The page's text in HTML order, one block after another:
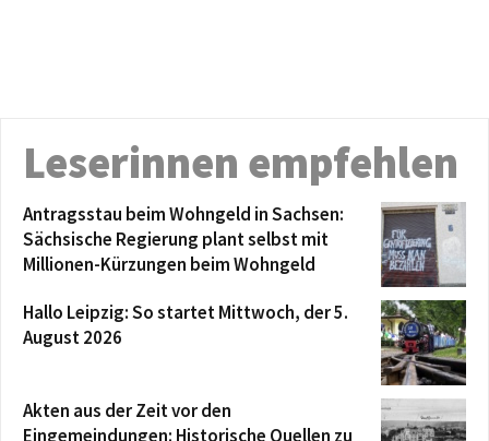
Leserinnen empfehlen
Antragsstau beim Wohngeld in Sachsen:
Sächsische Regierung plant selbst mit
Millionen-Kürzungen beim Wohngeld
Hallo Leipzig: So startet Mittwoch, der 5.
August 2026
Akten aus der Zeit vor den
Eingemeindungen: Historische Quellen zu